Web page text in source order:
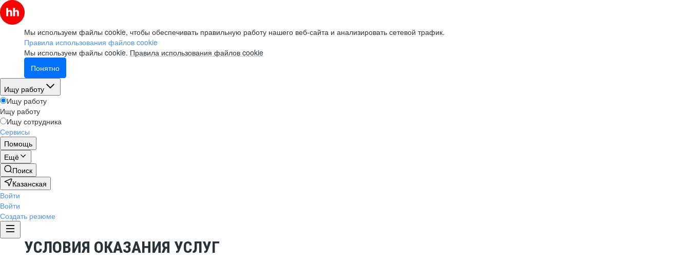
Мы используем файлы cookie, чтобы обеспечивать правильную работу нашего веб-сайта и анализировать сетевой трафик.
Правила использования файлов cookie
Мы используем файлы cookie. Правила использования файлов cookie
Понятно
Ищу работу
Ищу работу
Ищу работу
Ищу сотрудника
Сервисы
Помощь
Ещё
Поиск
Казанская
Войти
Войти
Создать резюме
УСЛОВИЯ ОКАЗАНИЯ УСЛУГ